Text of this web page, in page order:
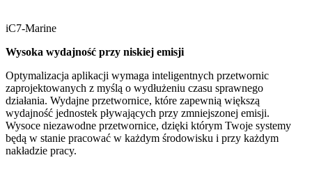
iC7-Marine
Wysoka wydajność przy niskiej emisji
Optymalizacja aplikacji wymaga inteligentnych przetwornic
zaprojektowanych z myślą o wydłużeniu czasu sprawnego
działania. Wydajne przetwornice, które zapewnią większą
wydajność jednostek pływających przy zmniejszonej emisji.
Wysoce niezawodne przetwornice, dzięki którym Twoje systemy
będą w stanie pracować w każdym środowisku i przy każdym
nakładzie pracy.